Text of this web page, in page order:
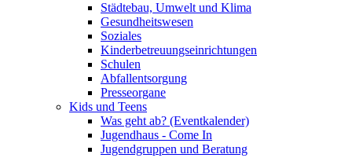
Städtebau, Umwelt und Klima
Gesundheitswesen
Soziales
Kinderbetreuungseinrichtungen
Schulen
Abfallentsorgung
Presseorgane
Kids und Teens
Was geht ab? (Eventkalender)
Jugendhaus - Come In
Jugendgruppen und Beratung